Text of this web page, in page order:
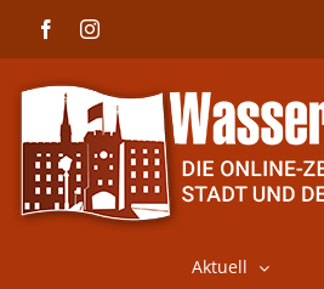
FacebookInstagram
Aktuell